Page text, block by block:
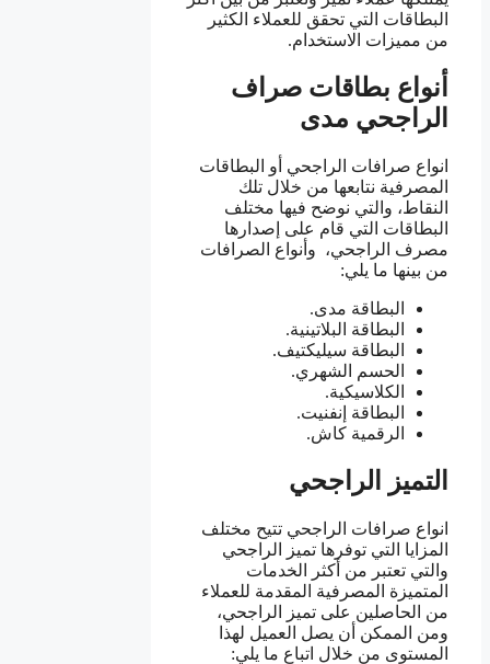
البطاقات التي تحقق للعملاء الكثير
من مميزات الاستخدام.
أنواع بطاقات صراف
الراجحي مدى
انواع صرافات الراجحي أو البطاقات
المصرفية نتابعها من خلال تلك
النقاط، والتي نوضح فيها مختلف
البطاقات التي قام على إصدارها
مصرف الراجحي، وأنواع الصرافات
من بينها ما يلي:
البطاقة مدى.
البطاقة البلاتينية.
البطاقة سيليكتيف.
الحسم الشهري.
الكلاسيكية.
البطاقة إنفنيت.
الرقمية كاش.
التميز الراجحي
انواع صرافات الراجحي تتيح مختلف
المزايا التي توفرها تميز الراجحي
والتي تعتبر من أكثر الخدمات
المتميزة المصرفية المقدمة للعملاء
من الحاصلين على تميز الراجحي،
ومن الممكن أن يصل العميل لهذا
المستوى من خلال اتباع ما يلي: